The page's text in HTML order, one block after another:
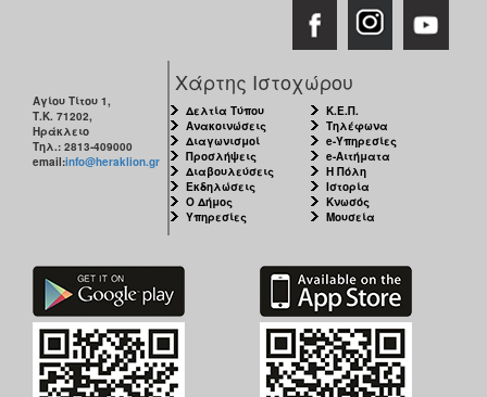
Αγίου Τίτου 1,
Τ.Κ. 71202,
Ηράκλειο
Τηλ.: 2813-409000
email:info@heraklion.gr
Χάρτης Ιστοχώρου
Δελτία Τύπου
Ανακοινώσεις
Διαγωνισμοί
Προσλήψεις
Διαβουλεύσεις
Εκδηλώσεις
Ο Δήμος
Υπηρεσίες
Κ.Ε.Π.
Τηλέφωνα
e-Υπηρεσίες
e-Αιτήματα
Η Πόλη
Ιστορία
Κνωσός
Μουσεία